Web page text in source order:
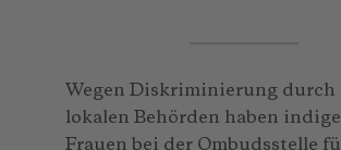
Wegen Diskriminierung durch
lokalen Behörden haben
Frauen bei der Ombudsstelle